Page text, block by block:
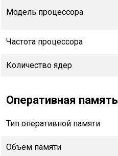
Модель процессора
Частота процессора
Количество ядер
Оперативная память
Тип оперативной памяти
Объем памяти